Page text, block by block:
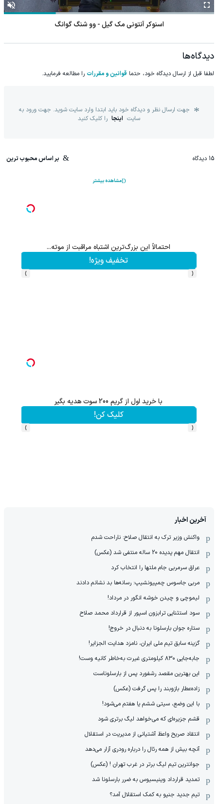
اسنوکر آنتونی مک گیل - وو شنگ گوانگ
دیدگاه‌ها
لطفا قبل از ارسال دیدگاه خود، حتما قوانین و مقررات را مطالعه فرمایید.
جهت ارسال نظر و دیدگاه خود باید ابتدا وارد سایت شوید. جهت ورود به
سایت اینجا را کلیک کنید
15 دیدگاه بر اساس محبوب ترین
مشاهده بیشتر
احتمالاً این بزرگ‌ترین اشتباه مراقبت از موته...
تخفیف ویژه!
‹
›
با خرید اول از گریم 200 سوت هدیه بگیر
کلیک کن!
‹
›
آخرین اخبار
واکنش وزیر ترک به انتقال صلاح: ناراحت شدم
انتقال مهم پدیده 20 ساله منتفی شد (عکس)
عراق سرمربی جام ملتها را انتخاب کرد
مربی جاسوس چمپیونشیپ: رسانه‌ها بد نشانم دادند
لیموچی و چیدن خوشه انگور در مرداد!
سود استثنایی ترابزون اسپور از قرارداد محمد صلاح
ستاره جوان بارسلونا به دنبال در خروج!
گزینه سابق تیم ملی ایران، نامزد هدایت الجزایر!
جابه‌جایی ۸۳۰ کیلومتری غیرت به‌خاطر کانیه وست!
این بهترین مقصد رشفورد پس از بارسلوناست
زاده‌عطار بازوبند را پس گرفت (عکس)
با این وضع، سیتی ششم یا هفتم می‌شود!
قشم جزیره‌ای که می‌خواهد لیگ برتری شود
انتقاد صریح واعظ آشتیانی از مدیریت در استقلال
آنچه بیش از همه رئال را درباره رودری آزار می‌دهد
جوانترین تیم لیگ برتر در غرب تهران ! (عکس)
تمدید قرارداد وینیسیوس به ضرر بارسلونا شد
تیم جدید جنپو به کمک استقلال آمد؟